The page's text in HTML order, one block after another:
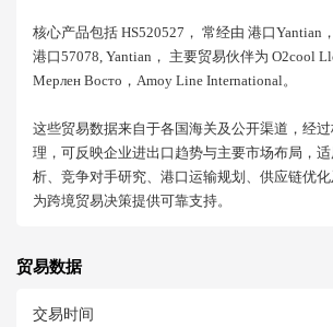
核心产品包括 HS520527， 常经由 港口yantian
港口57078, Yantian， 主要贸易伙伴为 O2cool
Мерлен Восто，amoy Line International。
这些贸易数据来自于各国海关及公开渠道，经
理，可反映企业进出口趋势与主要市场布局，
析、竞争对手研究、港口运输规划、供应链优化
为跨境贸易决策提供可靠支持。
贸易数据
交易时间